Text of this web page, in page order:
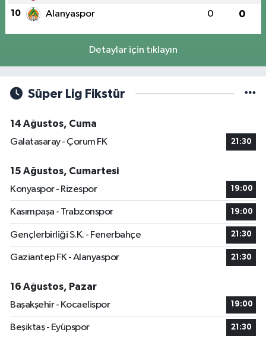
10 Alanyaspor 0 0
Detaylar için tıklayın
Süper Lig Fikstür
14 Ağustos, Cuma
Galatasaray - Çorum FK
21:30
15 Ağustos, Cumartesi
Konyaspor - Rizespor
19:00
Kasımpaşa - Trabzonspor 19:00
Gençlerbirliği S.K. - Fenerbahçe 21:30
Gaziantep FK - Alanyaspor 21:30
16 Ağustos, Pazar
Başakşehir - Kocaelispor
19:00
Beşiktaş - Eyüpspor 21:30